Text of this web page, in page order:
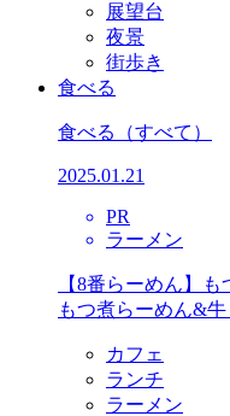
展望台
夜景
街歩き
食べる
食べる （すべて）
2025.01.21
PR
ラーメン
【8番らーめん】
もつ煮らーめん&
カフェ
ランチ
ラーメン